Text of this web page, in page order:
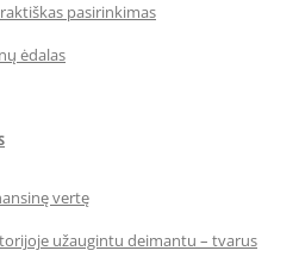
pasirinkimas
ėdalas
vertę
užaugintu deimantu – tvarus